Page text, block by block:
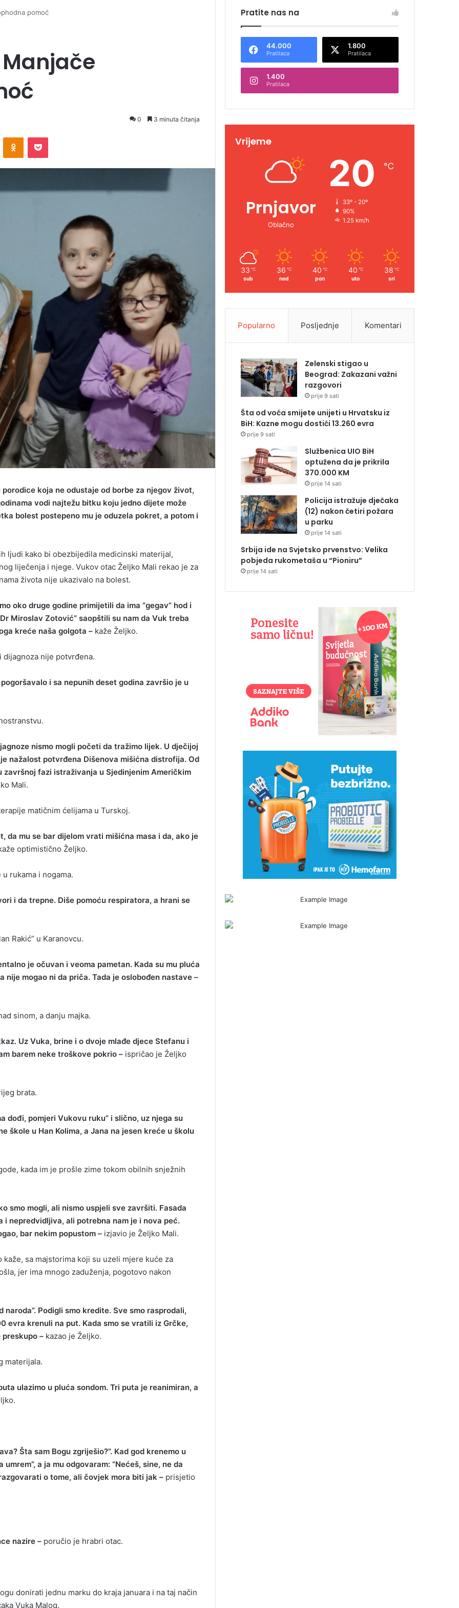
pomoć
0 3 minuta čitanja
koja ne odustaje od borbe za njegov život,
vodi najtežu bitku koju jedno dijete može
bolest postepeno mu je oduzela pokret, a potom i
ljudi kako bi obezbijedila medicinski materijal,
liječenja i njege. Vukov otac Željko Mali rekao je za
života nije ukazivalo na bolest.
oko druge godine primijetili da ima “gegav” hod i
Miroslav Zotović” saopštili su nam da Vuk treba
kreće naša golgota – kaže Željko.
dijagnoza nije potvrđena.
i sa nepunih deset godina završio je u
nismo mogli početi da tražimo lijek. U dječijoj
nažalost potvrđena Dišenova mišićna distrofija. Od
završnoj fazi istraživanja u Sjedinjenim Američkim
Mali.
matičnim ćelijama u Turskoj.
da mu se bar dijelom vrati mišićna masa i da, ako je
optimistično Željko.
rukama i nogama.
i da trepne. Diše pomoću respiratora, a hrani se
Rakić” u Karanovcu.
je očuvan i veoma pametan. Kada su mu pluća
nije mogao ni da priča. Tada je oslobođen nastave –
sinom, a danju majka.
Uz Vuka, brine i o dvoje mlađe djece Stefanu i
barem neke troškove pokrio – ispričao je Željko
brata.
dođi, pomjeri Vukovu ruku” i slično, uz njega su
škole u Han Kolima, a Jana na jesen kreće u školu
kada im je prošle zime tokom obilnih snježnih
smo mogli, ali nismo uspjeli sve završiti. Fasada
nepredvidljiva, ali potrebna nam je i nova peć.
bar nekim popustom – izjavio je Željko Mali.
sa majstorima koji su uzeli mjere kuće za
jer ima mnogo zaduženja, pogotovo nakon
naroda”. Podigli smo kredite. Sve smo rasprodali,
evra krenuli na put. Kada smo se vratili iz Grčke,
preskupo – kazao je Željko.
materijala.
ulazimo u pluća sondom. Tri puta je reanimiran, a
Šta sam Bogu zgriješio?”. Kad god krenemo u
a ja mu odgovaram: “Nećeš, sine, ne da
o tome, ali čovjek mora biti jak – prisjetio
nazire – poručio je hrabri otac.
donirati jednu marku do kraja januara i na taj način
Vuka Malog.
Pratite nas na
44.000
Pratilaca
1.800
Pratilaca
1.400
Pratilaca
Vrijeme
Prnjavor
Oblačno
20 ℃
33º - 20º
90%
1.25 km/h
33 ℃
sub
36 ℃
ned
40 ℃
pon
40 ℃
uto
38 ℃
sri
Popularno Posljednje Komentari
Zelenski stigao u
Beograd: Zakazani važni
razgovori
prije 9 sati
Šta od voća smijete unijeti u Hrvatsku iz
BiH: Kazne mogu dostići 13.260 evra
prije 9 sati
Službenica UIO BiH
optužena da je prikrila
370.000 KM
prije 14 sati
Policija istražuje dječaka
(12) nakon četiri požara
u parku
prije 14 sati
Srbija ide na Svjetsko prvenstvo: Velika
pobjeda rukometaša u “Pioniru”
prije 14 sati